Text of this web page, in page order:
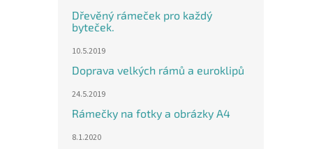
Dřevěný rámeček pro každý
byteček.
10.5.2019
Doprava velkých rámů a euroklipů
24.5.2019
Rámečky na fotky a obrázky A4
8.1.2020